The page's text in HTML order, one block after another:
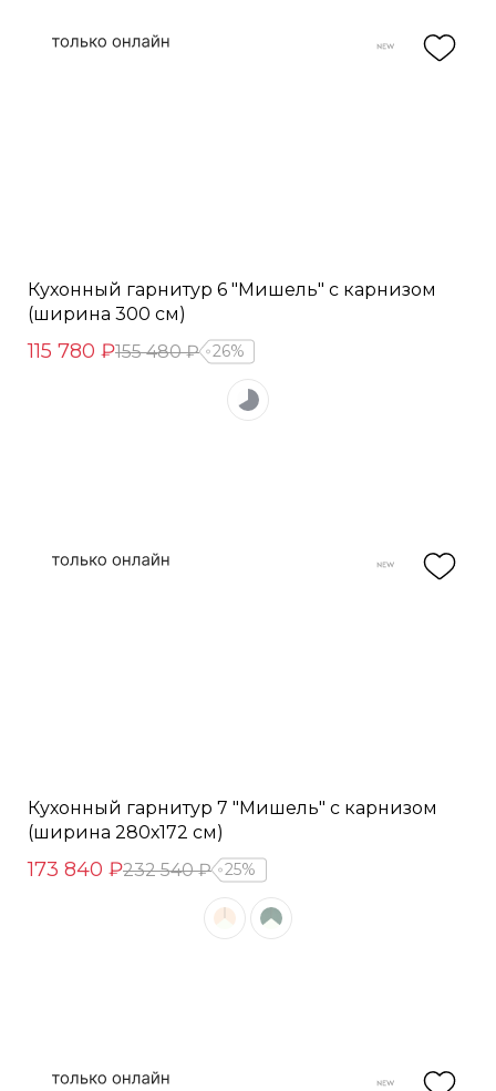
Кухонный гарнитур 6 "Мишель" с карнизом
(ширина 300 см)
115 780 ₽155 480 ₽ 26%
Кухонный гарнитур 7 "Мишель" с карнизом
(ширина 280х172 см)
173 840 ₽232 540 ₽ 25%